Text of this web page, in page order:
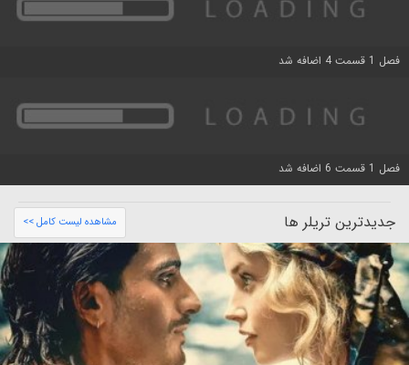
فصل 1 قسمت 4 اضافه شد
فصل 1 قسمت 6 اضافه شد
جدیدترین تریلر ها مشاهده لیست کامل >>